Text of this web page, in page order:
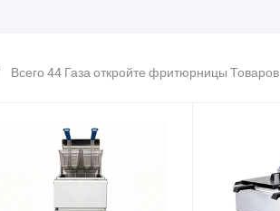
Всего 44 Газа откройте фритюрницы Товаров